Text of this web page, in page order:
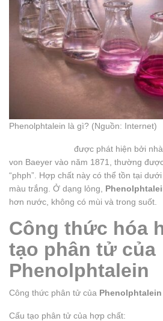
Phenolphtalein là gì? (Nguồn: Internet)
được phát hiện bởi
von Baeyer vào năm 1871, thường
“phph”. Hợp chất này có thể tồn tại
màu trắng. Ở dạng lỏng,
hơn nước, không có mùi và trong suốt.
Công thức hóa
tạo phân tử của
Phenolphtalein
Công thức phân tử của Phenolphtalein
Cấu tạo phân tử của hợp chất: